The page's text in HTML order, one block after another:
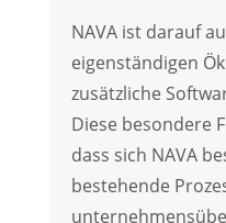
NAVA ist darauf
eigenständigen
zusätzliche
Diese besondere
dass sich NAVA
bestehende